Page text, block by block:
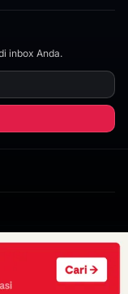
inbox Anda.